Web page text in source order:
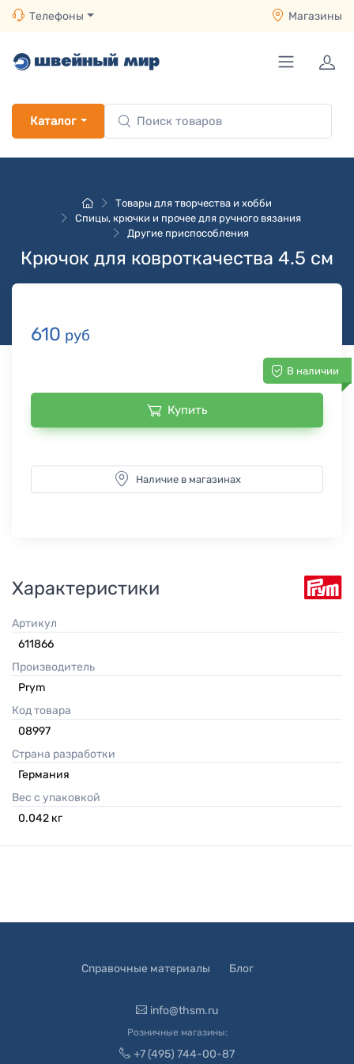
Телефоны Магазины
Каталог
Товары для творчества и хобби
Спицы, крючки и прочее для ручного вязания
Другие приспособления
Крючок для ковроткачества 4.5 см
610 руб
В наличии
Купить
Наличие в магазинах
Характеристики
Артикул
611866
Производитель
Prym
Код товара
08997
Страна разработки
Германия
Вес с упаковкой
0.042 кг
Справочные материалы Блог
info@thsm.ru
Розничные магазины:
+7 (495) 744-00-87